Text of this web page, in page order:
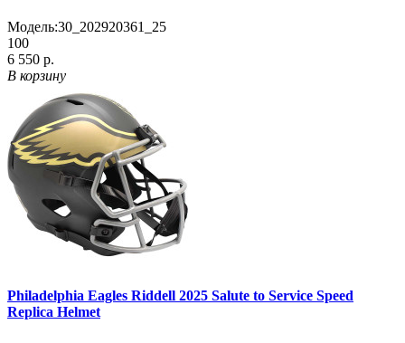
Модель:30_202920361_25
100
6 550 р.
В корзину
Philadelphia Eagles Riddell 2025 Salute to Service Speed
Replica Helmet